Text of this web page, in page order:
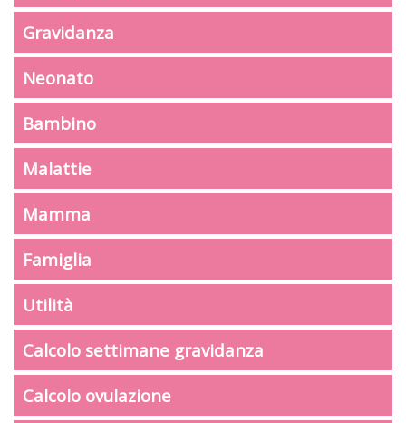
Gravidanza
Neonato
Bambino
Malattie
Mamma
Famiglia
Utilità
Calcolo settimane gravidanza
Calcolo ovulazione